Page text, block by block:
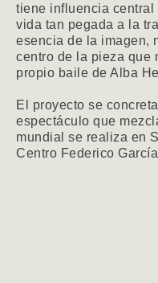
tiene influencia central
vida tan pegada a la
esencia de la imagen,
centro de la pieza que
propio baile de Alba
El proyecto se
espectáculo que
mundial se realiza en
Centro Federico